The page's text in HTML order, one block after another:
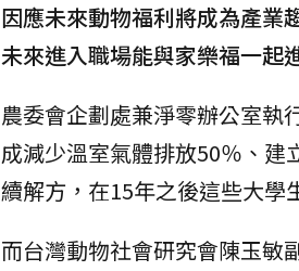
因應未來動物福利將成為產業
未來進入職場能與家樂福一起
農委會企劃處兼淨零辦公室執
成減少溫室氣體排放50％、建
續解方，在15年之後這些大學
而台灣動物社會研究會陳玉敏